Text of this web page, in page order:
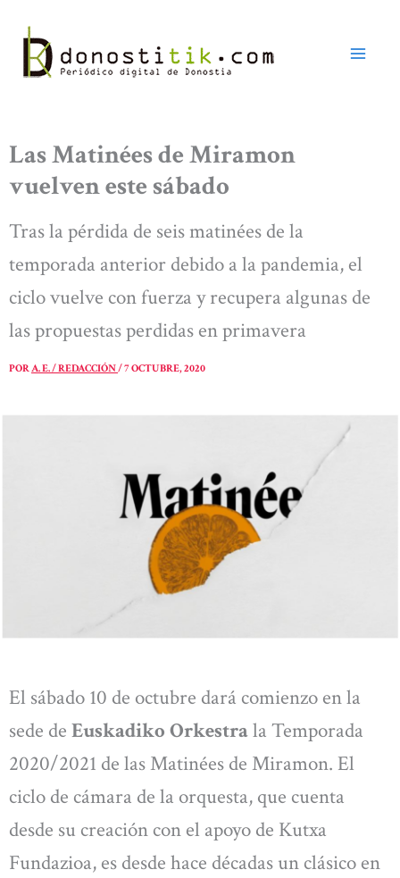
contenido
Las Matinées de Miramon
vuelven este sábado
Tras la pérdida de seis matinées de la
temporada anterior debido a la pandemia, el
ciclo vuelve con fuerza y recupera algunas de
las propuestas perdidas en primavera
PORA. E. / REDACCIÓN/7 OCTUBRE, 2020
El sábado 10 de octubre dará comienzo en la
sede de Euskadiko Orkestrala Temporada
2020/2021 de las Matinées de Miramon. El
ciclo de cámara de la orquesta, que cuenta
desde su creación con el apoyo de Kutxa
Fundazioa, es desde hace décadas un clásico en